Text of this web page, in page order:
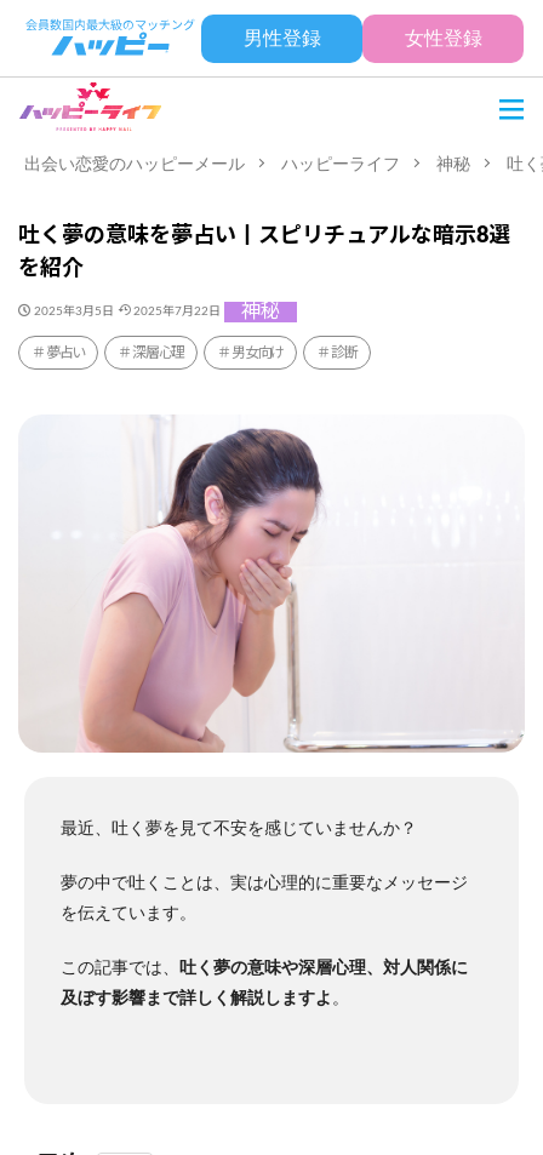
男性登録 女性登録
出会い恋愛のハッピーメール ハッピーライフ 神秘 吐
吐く夢の意味を夢占い丨スピリチュアルな暗示8選
を紹介
2025年3月5日 2025年7月22日 神秘
夢占い 深層心理 男女向け 診断
最近、吐く夢を見て不安を感じていませんか？
夢の中で吐くことは、実は心理的に重要なメッセージ
を伝えています。
この記事では、
吐く夢の意味や深層心理、対人関係に
及ぼす影響まで詳しく解説しますよ 。